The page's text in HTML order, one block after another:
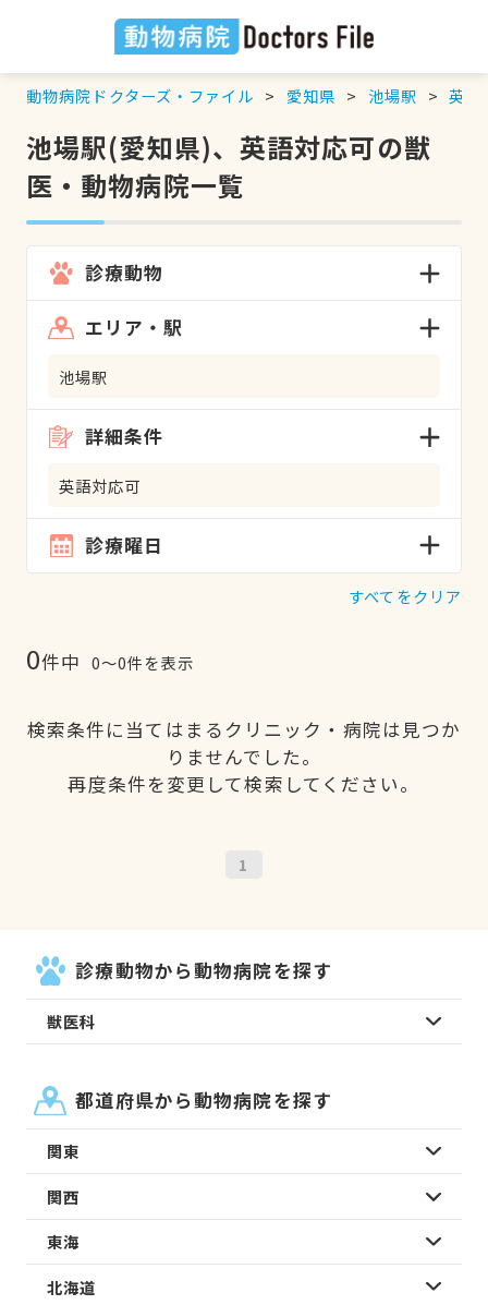
動物病院ドクターズ・ファイル 愛知県 池場駅 英語
池場駅(愛知県)、英語対応可の獣
医・動物病院一覧
診療動物
エリア・駅
池場駅
詳細条件
英語対応可
診療曜日
すべてをクリア
0件中 0〜0件を表示
検索条件に当てはまるクリニック・病院は見つか
りませんでした。
再度条件を変更して検索してください。
1
診療動物から動物病院を探す
獣医科
都道府県から動物病院を探す
関東
関西
東海
北海道